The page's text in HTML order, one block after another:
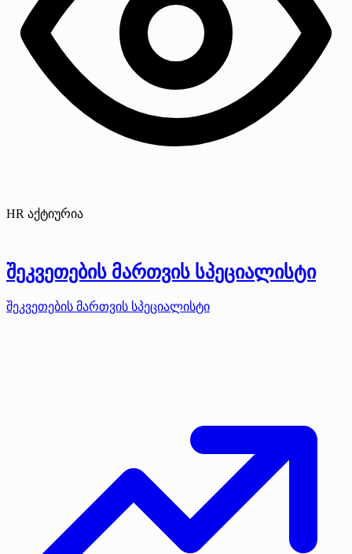
HR აქტიურია
შეკვეთების მართვის სპეციალისტი
შეკვეთების მართვის სპეციალისტი